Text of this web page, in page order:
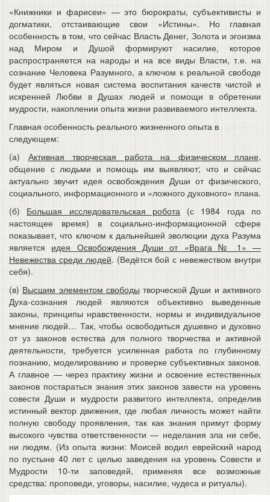
«Книжники и фарисеи» — это бюрократы, субъективисты и
догматики, отстаивающие свои «Истины». Но главная
особенность в том, что сейчас Власть Денег, Золота и эгоизма
над Миром и Душой формируют насилие, которое
распространяется на народы и на все виды Власти, т.е. на
сознание Человека Разумного, а ключом к реальной свободе
будет являться новая система воспитания качеств чистой и
искренней Любви в Душах людей и помощи в обретении
мудрости, накоплении опыта жизни развиваемого интеллекта.
Главная особенность реального жизненного опыта в
следующем:
(а) Активная творческая работа на физическом плане,
общение с людьми и помощь им выявляют; что и сейчас
актуально звучит идея освобождения Души от физического,
социального, информационного и «ложного духовного» плана.
(б) Большая исследовательская робота(с 1984 года по
настоящее время) в социально-информационной сфере
показывает, что ключом к дальнейшей эволюции духа Разума
является идея Освобождения Души от «Врага № 1» —
Невежества среди людей. (Ведётся бой с невежеством внутри
себя).
(в) Высшим элементом свободытворческой Души и активного
Духа-сознания людей являются объективно выведенные
законы, принципы нравственности, нормы и индивидуальное
мнение людей… Так, чтобы освободиться душевно и духовно
от уз законов естества для полного творчества и активной
деятельности, требуется усиленная работа по глубинному
познанию, моделированию и проверке субъективных законов.
А главное — через практику жизни и освоение естественных
законов постараться знания этих законов завести на уровень
совести Души и мудрости развитого интеллекта, определив
истинный вектор движения, где любая личность может найти
полную свободу проявления, так как знания примут форму
высокого чувства ответственности — неделания зла ни себе,
ни людям. (Из опыта жизни: Моисей водил еврейский народ
по пустыне 40 лет с целью заведения на уровень Совести и
Мудрости 10-ти заповедей, применяя все возможные
средства: проповеди, уговоры, насилие, чудеса и ритуалы).